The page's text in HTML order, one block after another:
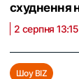
схуднення
2 серпня 13:15
Шоу BIZ